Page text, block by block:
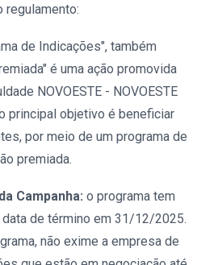
regulamento:
de Indicações", também
é uma ação promovida
NOVOESTE - NOVOESTE
principal objetivo é beneficiar
por meio de um programa de
premiada.
Campanha: o programa tem
de término em 31/12/2025.
não exime a empresa de